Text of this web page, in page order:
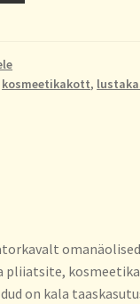
kosmeetikakott,
pliiatsite,
on kala